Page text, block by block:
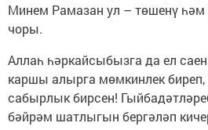
Минем Рамазан ул – төшенү
чоры.
Аллаһ һәркайсыбызга да ел
каршы алырга мөмкинлек биреп,
сабырлык бирсен!
бәйрәм шатлыгын бергәләп